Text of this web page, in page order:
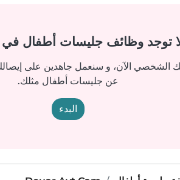
توجد وظائف جليسات أطفال
الشخصي الآن، و سنعمل جاهدين على إيصالك
عن جليسات أطفال مثلك.
البدء